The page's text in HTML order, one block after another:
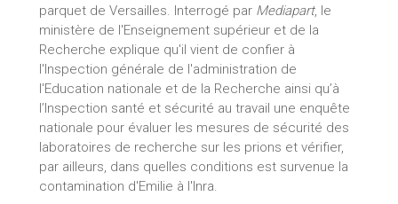
parquet de Versailles. Interrogé par Mediapart, le
ministère de l'Enseignement supérieur et de la
Recherche explique qu'il vient de confier à
l'Inspection générale de l'administration de
l'Education nationale et de la Recherche ainsi qu’à
l’Inspection santé et sécurité au travail une enquête
nationale pour évaluer les mesures de sécurité des
laboratoires de recherche sur les prions et vérifier,
par ailleurs, dans quelles conditions est survenue la
contamination d'Emilie à l'Inra.